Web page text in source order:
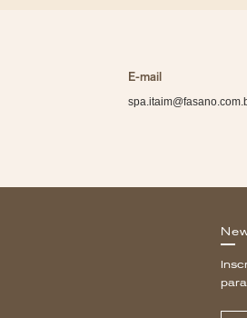
E-mail